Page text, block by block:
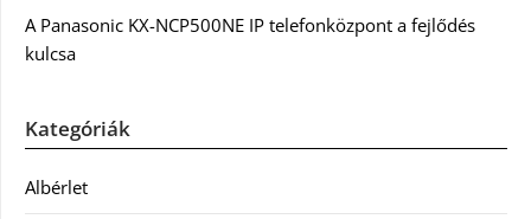
A Panasonic KX-NCP500NE IP telefonközpont a fejlődés
kulcsa
Kategóriák
Albérlet